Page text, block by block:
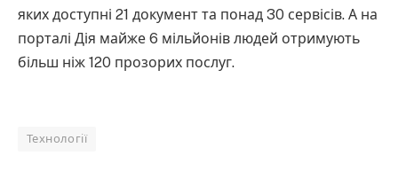
яких доступні 21 документ та понад 30 сервісів. А на
порталі Дія майже 6 мільйонів людей отримують
більш ніж 120 прозорих послуг.
Технології